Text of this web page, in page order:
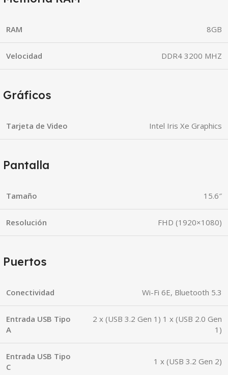
RAM 8GB
Velocidad DDR4 3200 MHZ
Gráficos
Tarjeta de Video Intel Iris Xe Graphics
Pantalla
Tamaño 15.6″
Resolución FHD (1920×1080)
Puertos
Conectividad Wi-Fi 6E, Bluetooth 5.3
Entrada USB Tipo
A
2 x (USB 3.2 Gen 1) 1 x (USB 2.0 Gen
1)
Entrada USB Tipo
C
1 x (USB 3.2 Gen 2)